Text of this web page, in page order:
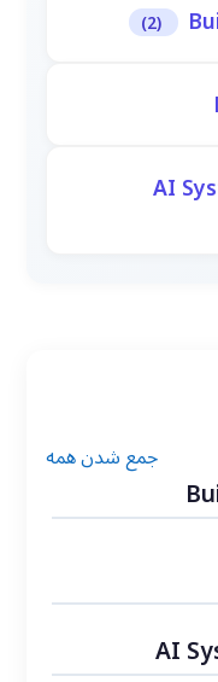
(2)
AI
جمع شدن همه
AI